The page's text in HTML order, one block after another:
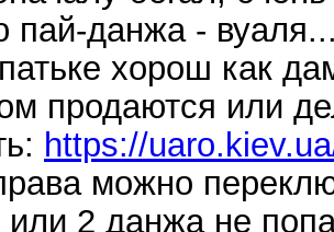
пай-данжа -
хорош как
продаются или
https://
можно
или 2 данжа не